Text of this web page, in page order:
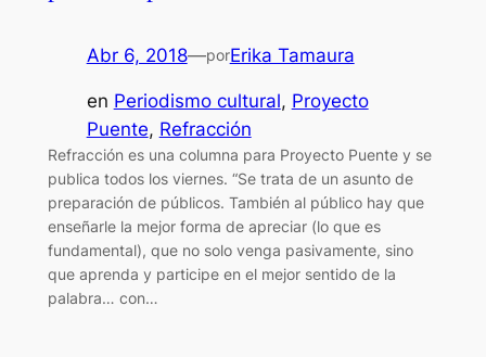
Abr 6, 2018—porErika Tamaura
en Periodismo cultural, Proyecto
Puente, Refracción
Refracción es una columna para Proyecto Puente y se
publica todos los viernes. “Se trata de un asunto de
preparación de públicos. También al público hay que
enseñarle la mejor forma de apreciar (lo que es
fundamental), que no solo venga pasivamente, sino
que aprenda y participe en el mejor sentido de la
palabra… con…